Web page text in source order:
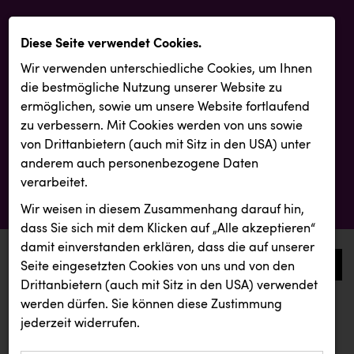
0
aktuelle aussendungen
aktuelle aussendungen
Diese Seite verwendet Cookies.
Wir verwenden unterschiedliche Cookies, um Ihnen
die best­mögliche Nutzung unserer Website zu
ermöglichen, sowie um unsere Website fortlaufend
zu verbessern. Mit Cookies werden von uns sowie
von Drittanbietern (auch mit Sitz in den USA) unter
anderem auch personenbezogene Daten
verarbeitet.
Wir weisen in diesem Zusammenhang darauf hin,
dass Sie sich mit dem Klicken auf „Alle akzeptieren“
damit ein­ver­standen erklären, dass die auf unserer
Seite eingesetzten Cookies von uns und von den
Drittanbietern (auch mit Sitz in den USA) verwendet
werden dürfen. Sie können diese Zustimmung
jederzeit widerrufen.